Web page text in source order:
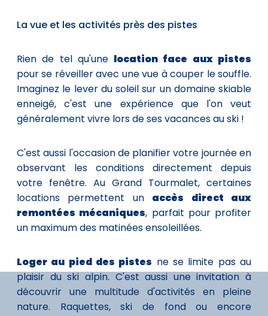
La vue et les activités près des pistes
Rien de tel qu'une location face aux pistes
pour se réveiller avec une vue à couper le souffle.
Imaginez le lever du soleil sur un domaine skiable
enneigé, c'est une expérience que l'on veut
généralement vivre lors de ses vacances au ski !
C'est aussi l'occasion de planifier votre journée en
observant les conditions directement depuis
votre fenêtre. Au Grand Tourmalet, certaines
locations permettent un accès direct aux
remontées mécaniques, parfait pour profiter
un maximum des matinées ensoleillées.
Loger au pied des pistes ne se limite pas au
plaisir du ski alpin. C'est aussi une invitation à
découvrir une multitude d'activités en pleine
nature. Raquettes, ski de fond ou encore